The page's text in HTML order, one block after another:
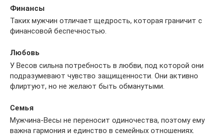
Финансы
Таких мужчин отличает щедрость, которая граничит с
финансовой беспечностью.
Любовь
У Весов сильна потребность в любви, под которой они
подразумевают чувство защищенности. Они активно
флиртуют, но не желают быть обманутыми.
Семья
Мужчина-Весы не переносит одиночества, поэтому ему
важна гармония и единство в семейных отношениях.